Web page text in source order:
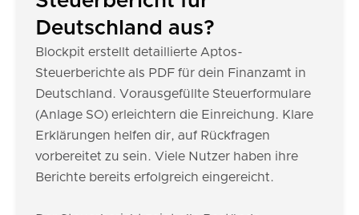
Deutschland aus?
Blockpit erstellt detaillierte Aptos-
Steuerberichte als PDF für dein Finanzamt in
Deutschland. Vorausgefüllte Steuerformulare
(Anlage SO) erleichtern die Einreichung. Klare
Erklärungen helfen dir, auf Rückfragen
vorbereitet zu sein. Viele Nutzer haben ihre
Berichte bereits erfolgreich eingereicht.